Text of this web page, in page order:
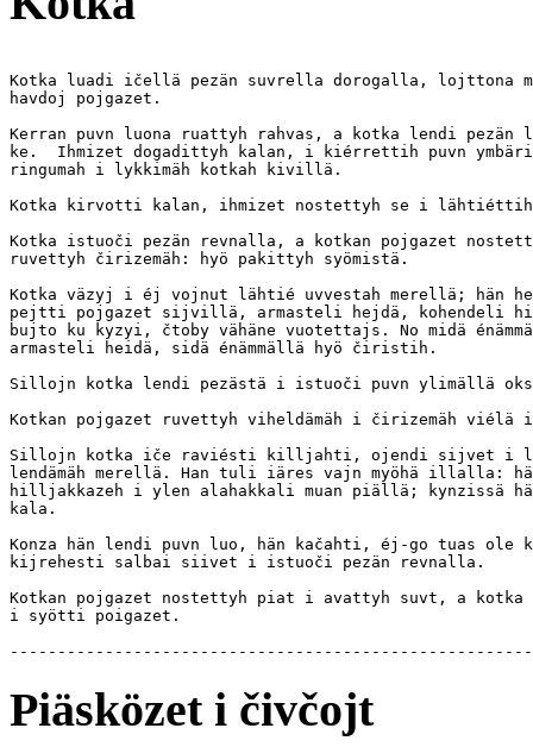
Kotka luadi ičellä pezän suvrella dorogalla, lojttona
havdoj pojgazet.
Kerran puvn luona ruattyh rahvas, a kotka lendi pezän
ke.  Ihmizet dogadittyh kalan, i kiérrettih puvn
ringumah i lykkimäh kotkah kivillä.
Kotka kirvotti kalan, ihmizet nostettyh se i
Kotka istuoči pezän revnalla, a kotkan pojgazet
ruvettyh čirizemäh: hyö pakittyh syömistä.
Kotka väzyj i éj vojnut lähtié uvvestah merellä; hän
pejtti pojgazet sijvillä, armasteli hejdä, kohendeli
bujto ku kyzyi, čtoby vähäne vuotettajs. No midä
armasteli heidä, sidä énämmällä hyö čiristih.
Sillojn kotka lendi pezästä i istuoči puvn ylimällä
Kotkan pojgazet ruvettyh viheldämäh i čirizemäh viélä
Sillojn kotka iče raviésti killjahti, ojendi sijvet i
lendämäh merellä. Han tuli iäres vajn myöhä illalla:
hilljakkazeh i ylen alahakkali muan piällä; kynzissä
kala.
Konza hän lendi puvn luo, hän kačahti, éj-go tuas ole
kijrehesti salbai siivet i istuoči pezän revnalla.
Kotkan pojgazet nostettyh piat i avattyh suvt, a
i syötti poigazet.
Piäsközet i čivčojt